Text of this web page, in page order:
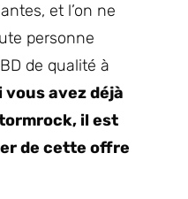
et l’on ne
personne
de qualité à
vous avez déjà
il est
de cette offre